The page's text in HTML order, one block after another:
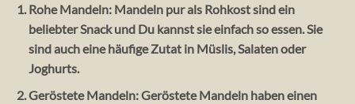
Rohe Mandeln:Mandeln pur als Rohkost sind ein
beliebter Snack und Du kannst sie einfach so essen. Sie
sind auch eine häufige Zutat in Müslis, Salaten oder
Joghurts.
Geröstete Mandeln:Geröstete Mandeln haben einen